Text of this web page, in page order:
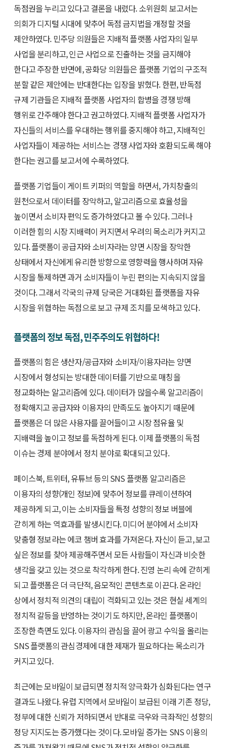
독점권을 누리고 있다고 결론을 내렸다. 소위원회 보고서는
의회가 디지털 시대에 맞추어 독점 금지법을 개정할 것을
제안하였다. 민주당 의원들은 지배적 플랫폼 사업자의 일부
사업을 분리하고, 인근 사업으로 진출하는 것을 금지해야
한다고 주장한 반면에, 공화당 의원들은 플랫폼 기업의 구조적
분할 같은 제안에는 반대한다는 입장을 밝혔다. 한편, 반독점
규제 기관들은 지배적 플랫폼 사업자의 합병을 경쟁 방해
행위로 간주해야 한다고 권고하였다. 지배적 플랫폼 사업자가
자신들의 서비스를 우대하는 행위를 중지해야 하고, 지배적인
사업자들이 제공하는 서비스는 경쟁 사업자와 호환되도록 해야
한다는 권고를 보고서에 수록하였다.
플랫폼 기업들이 게이트 키퍼의 역할을 하면서, 가치창출의
원천으로서 데이터를 장악하고, 알고리즘으로 효율성을
높이면서 소비자 편익도 증가하였다고 볼 수 있다. 그러나
이러한 힘의 시장 지배력이 커지면서 우려의 목소리가 커지고
있다. 플랫폼이 공급자와 소비자라는 양면 시장을 장악한
상태에서 자신에게 유리한 방향으로 영향력을 행사하며 자유
시장을 통제하면 과거 소비자들이 누린 편의는 지속되지 않을
것이다. 그래서 각국의 규제 당국은 거대화된 플랫폼을 자유
시장을 위협하는 독점으로 보고 규제 조치를 모색하고 있다.
플랫폼의 정보 독점, 민주주의도 위협하다!
플랫폼의 힘은 생산자/공급자와 소비자/이용자라는 양면
시장에서 형성되는 방대한 데이터를 기반으로 매칭을
정교화하는 알고리즘에 있다. 데이터가 많을수록 알고리즘이
정확해지고 공급자와 이용자의 만족도도 높아지기 때문에
플랫폼은 더 많은 사용자를 끌어들이고 시장 점유율 및
지배력을 높이고 정보를 독점하게 된다. 이제 플랫폼의 독점
이슈는 경제 분야에서 정치 분야로 확대되고 있다.
페이스북, 트위터, 유튜브 등의 SNS 플랫폼 알고리즘은
이용자의 성향(개인 정보)에 맞추어 정보를 큐레이션하여
제공하게 되고, 이는 소비자들을 특정 성향의 정보 버블에
갇히게 하는 역효과를 발생시킨다. 미디어 분야에서 소비자
맞춤형 정보라는 에코 챔버 효과를 가져온다. 자신이 듣고, 보고
싶은 정보를 찾아 제공해주면서 모든 사람들이 자신과 비슷한
생각을 갖고 있는 것으로 착각하게 한다. 진영 논리 속에 갇히게
되고 플랫폼은 더 극단적, 음모적인 콘텐츠로 이끈다. 온라인
상에서 정치적 의견의 대립이 격화되고 있는 것은 현실 세계의
정치적 갈등을 반영하는 것이기도 하지만, 온라인 플랫폼이
조장한 측면도 있다. 이용자의 관심을 끌어 광고 수익을 올리는
SNS 플랫폼의 관심경제에 대한 제재가 필요하다는 목소리가
커지고 있다.
최근에는 모바일이 보급되면 정치적 양극화가 심화된다는 연구
결과도 나왔다. 유럽 지역에서 모바일이 보급된 이래 기존 정당,
정부에 대한 신뢰가 저하되면서 반대로 극우와 극좌적인 성향의
정당 지지도는 증가했다는 것이다. 모바일 증가는 SNS 이용의